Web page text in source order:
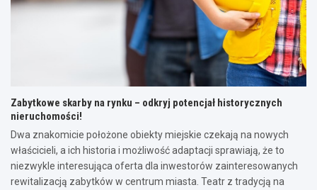
Zabytkowe skarby na rynku – odkryj potencjał historycznych
nieruchomości!
Dwa znakomicie położone obiekty miejskie czekają na nowych
właścicieli, a ich historia i możliwość adaptacji sprawiają, że to
niezwykle interesująca oferta dla inwestorów zainteresowanych
rewitalizacją zabytków w centrum miasta. Teatr z tradycją na